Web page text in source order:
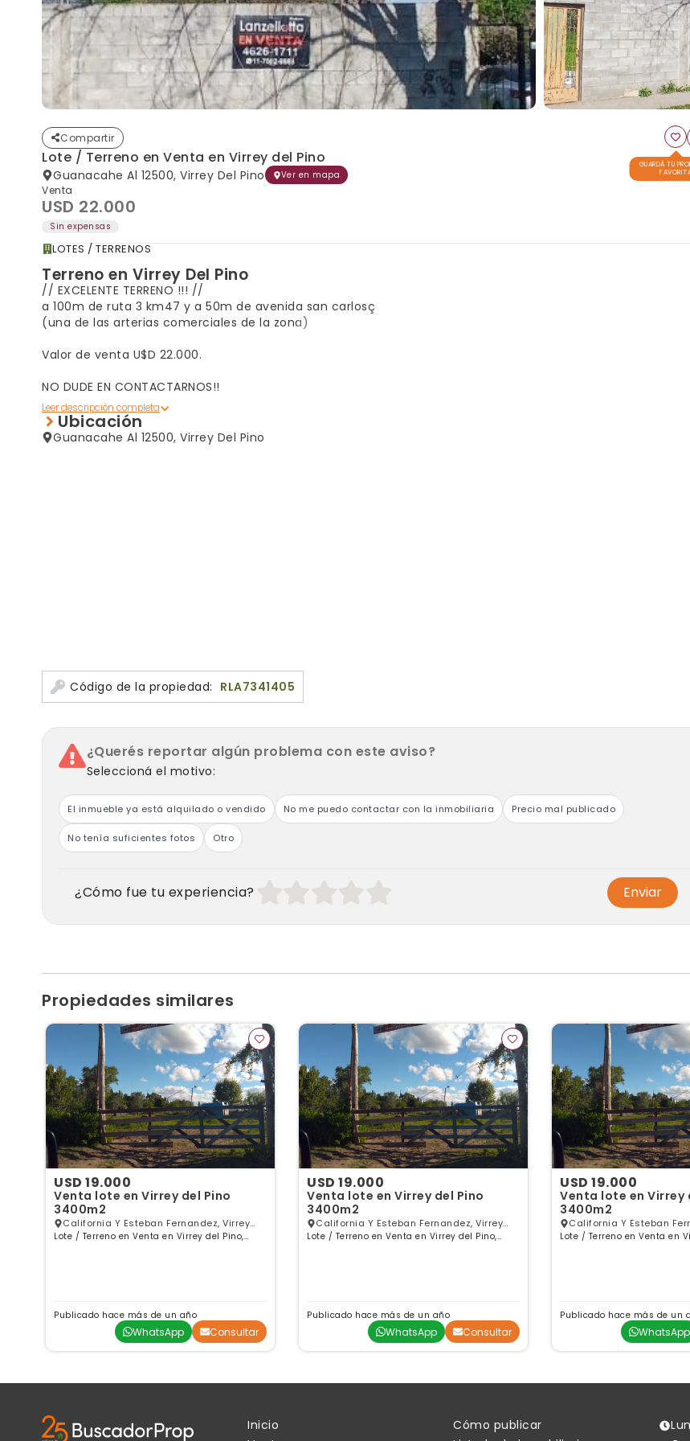
Compartir
GUARDÁ TU
Lote / Terreno en Venta en Virrey del Pino
Guanacahe Al 12500, Virrey Del Pino Ver en mapa
Venta
USD 22.000
Sin expensas
LOTES / TERRENOS
Terreno en Virrey Del Pino
// EXCELENTE TERRENO !!! //
a 100m de ruta 3 km47 y a 50m de avenida san carlosç
(una de las arterias comerciales de la zona)
Valor de venta U$D 22.000.
NO DUDE EN CONTACTARNOS!!
Honorarios ley por gestión inmobiliaria 3/%.
Gasto por diligenciamiento/ informes 1%
Ubicación
Guanacahe Al 12500, Virrey Del Pino
Código de la propiedad: RLA7341405
¿Querés reportar algún problema con este aviso?
Seleccioná el motivo:
El inmueble ya está alquilado o vendido No me puedo contactar con la inmobiliaria Precio mal publicado
No tenía suficientes fotos Otro
¿Cómo fue tu experiencia? Enviar
Propiedades similares
USD 19.000
Venta lote en Virrey del Pino
3400m2
California Y Esteban Fernandez, Virrey
del Pino, GBA Oeste
Lote / Terreno en Venta en Virrey del Pino,
Publicado hace más de un año
WhatsApp Consultar
USD 19.000
Venta lote en Virrey del Pino
3400m2
California Y Esteban Fernandez, Virrey
del Pino, GBA Oeste
Lote / Terreno en Venta en Virrey del Pino,
Publicado hace más de un año
WhatsApp Consultar
USD 19.000
Venta lote en Virrey
3400m2
California Y Esteban
del Pino, GBA Oeste
Lote / Terreno en Venta en
Publicado hace más de un
WhatsApp
Inicio
Cómo publicar